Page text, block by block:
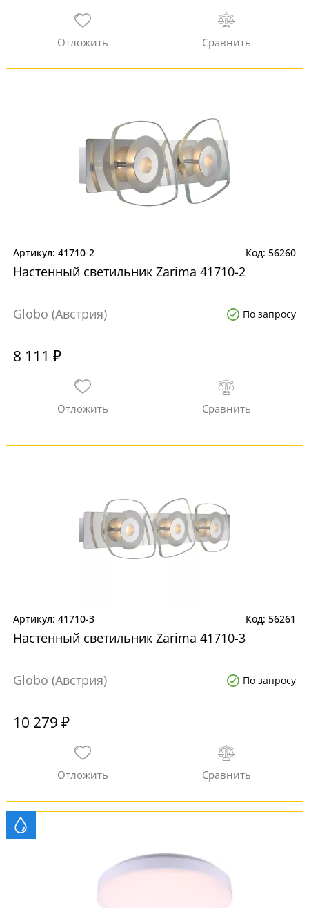
41710-2 56260
Настенный светильник Zarima 41710-2
Globo (Австрия) По запросу
8 111 ₽
41710-3 56261
Настенный светильник Zarima 41710-3
Globo (Австрия) По запросу
10 279 ₽